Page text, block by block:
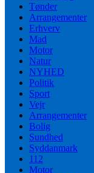
Tønder
Arrangementer
Erhverv
Mad
Motor
Natur
NYHED
Politik
Sport
Vejr
Arrangementer
Bolig
Sundhed
Syddanmark
112
Motor